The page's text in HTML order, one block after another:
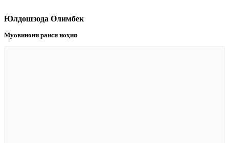
Юлдошзода Олимбек
Муовинони раиси ноҳия